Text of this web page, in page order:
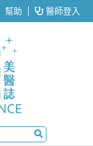
幫助 醫師登入